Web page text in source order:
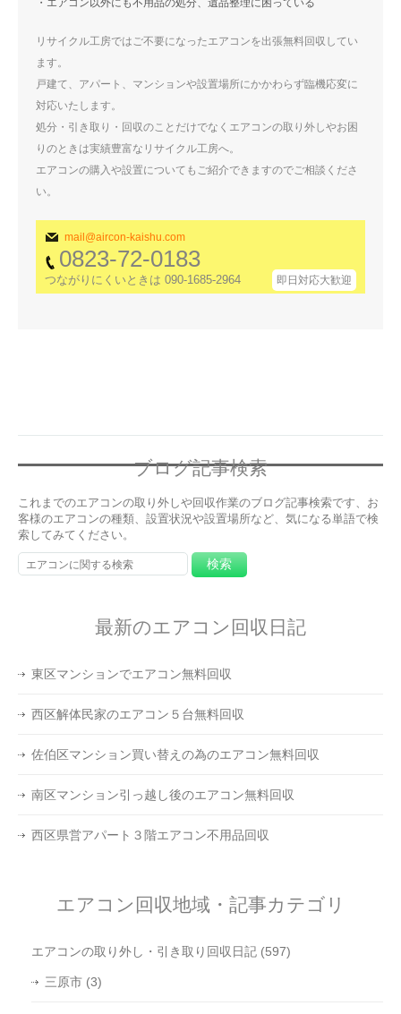
・エアコン以外にも不用品の処分、遺品整理に困っている
リサイクル工房ではご不要になったエアコンを出張無料回収してい
ます。
戸建て、アパート、マンションや設置場所にかかわらず臨機応変に
対応いたします。
処分・引き取り・回収のことだけでなくエアコンの取り外しやお困
りのときは実績豊富なリサイクル工房へ。
エアコンの購入や設置についてもご紹介できますのでご相談くださ
い。
mail@aircon-kaishu.com
0823-72-0183
つながりにくいときは 090-1685-2964 即日対応大歓迎
ブログ記事検索
これまでのエアコンの取り外しや回収作業のブログ記事検索です、お
客様のエアコンの種類、設置状況や設置場所など、気になる単語で検
索してみてください。
最新のエアコン回収日記
東区マンションでエアコン無料回収
西区解体民家のエアコン５台無料回収
佐伯区マンション買い替えの為のエアコン無料回収
南区マンション引っ越し後のエアコン無料回収
西区県営アパート３階エアコン不用品回収
エアコン回収地域・記事カテゴリ
エアコンの取り外し・引き取り回収日記 (597)
三原市 (3)